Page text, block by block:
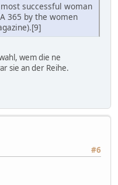
successful woman
365 by the women
wem die ne
sie an der Reihe.
#6